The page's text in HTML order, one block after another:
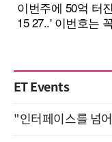
ET Events